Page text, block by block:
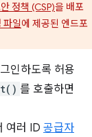
정책 (CSP)을 배포
파일에 제공된 엔드포
인하도록 허용
를 호출하면
여러 ID 공급자